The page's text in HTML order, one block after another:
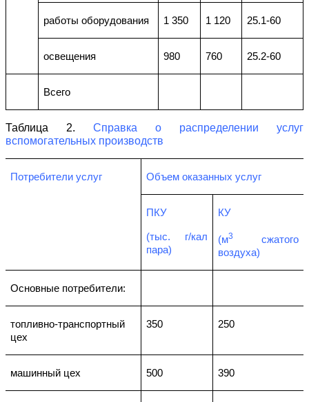
работы оборудования 1 350 1 120 25.1-60
освещения 980 760 25.2-60
Всего
Таблица 2. Справка о распределении услуг
вспомогательных производств
Потребители услуг Объем оказанных услуг
ПКУ
(тыс. г/кал
пара)
КУ
(м3
сжатого
воздуха)
Основные потребители:
топливно-транспортный
цех
350 250
машинный цех 500 390